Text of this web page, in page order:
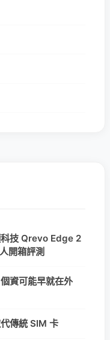
技 Qrevo Edge 2
開箱評測
資可能早就在外
傳統 SIM 卡